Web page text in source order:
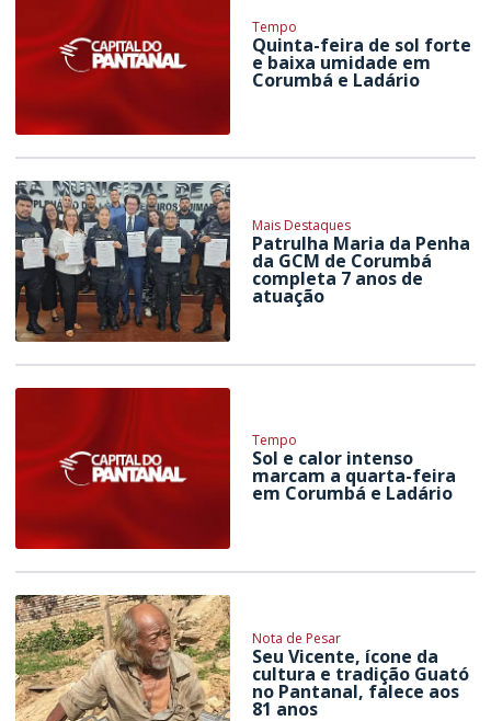
Tempo
Quinta-feira de sol forte
e baixa umidade em
Corumbá e Ladário
Mais Destaques
Patrulha Maria da Penha
da GCM de Corumbá
completa 7 anos de
atuação
Tempo
Sol e calor intenso
marcam a quarta-feira
em Corumbá e Ladário
Nota de Pesar
Seu Vicente, ícone da
cultura e tradição Guató
no Pantanal, falece aos
81 anos